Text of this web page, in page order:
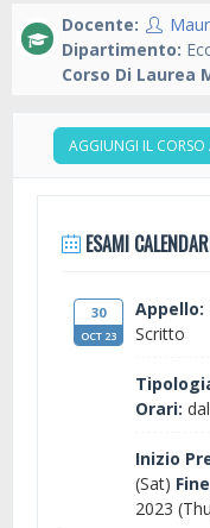
Docente:
Dipartimento:
Corso Di Laurea
AGGIUNGI IL CORSO
ESAMI
30
OCT 23
Appello:
Scritto
Orari:
Inizio
(Sat)
2023